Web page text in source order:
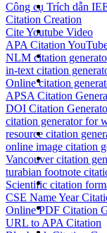
Công cụ Trích dẫn
Citation Creation
Cite Youtube Video
APA Citation
NLM citation
in-text citation
Online citation
APSA Citation
DOI Citation
citation generator for
resource citation
online image citation
Vancouver citation
turabian footnote
Scientific citation
CSE Name Year
Online PDF Citation
URL to APA Citation